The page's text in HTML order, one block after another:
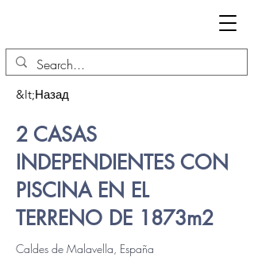
&lt;Назад
2 CASAS
INDEPENDIENTES CON
PISCINA EN EL
TERRENO DE 1873m2
Caldes de Malavella, España